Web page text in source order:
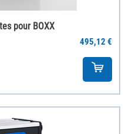
pour BOXX
495,12 €